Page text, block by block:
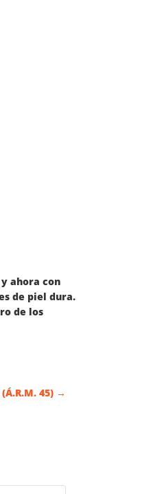
ahora con
de piel dura.
de los
45) →